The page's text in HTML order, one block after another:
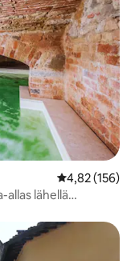
4,82 (156)
allas lähellä